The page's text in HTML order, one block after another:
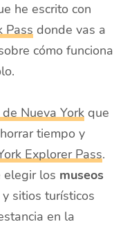
he escrito con
Pass donde vas a
cómo funciona
Nueva York que
tiempo y
Explorer Pass.
elegir los museos
sitios turísticos
en la